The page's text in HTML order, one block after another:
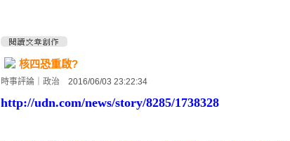
核四恐重啟?
時事評論 政治 2016/06/03 23:22:34
http://udn.com/news/story/8285/1738328